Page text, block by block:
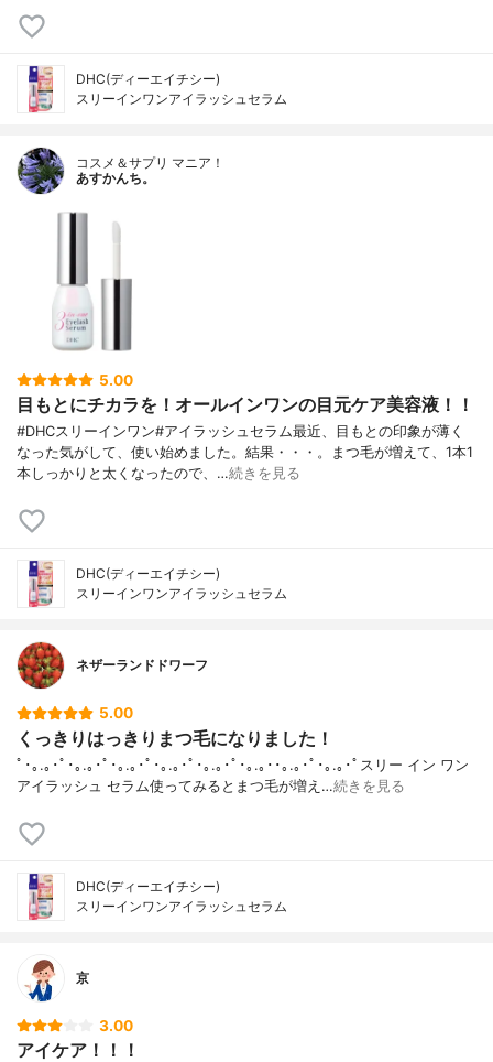
DHC(ディーエイチシー)
スリーインワンアイラッシュセラム
コスメ＆サプリ マニア！
あすかんち。
5.00
目もとにチカラを！オールインワンの目元ケア美容液！！
#DHCスリーインワン#アイラッシュセラム最近、目もとの印象が薄く
なった気がして、使い始めました。結果・・・。まつ毛が増えて、1本1
本しっかりと太くなったので、…続きを見る
DHC(ディーエイチシー)
スリーインワンアイラッシュセラム
ネザーランドドワーフ
5.00
くっきりはっきりまつ毛になりました！
ﾟ･｡.｡･ﾟ･｡.｡･ﾟ･｡.｡･ﾟ･｡.｡･ﾟ･｡.｡･ﾟ･｡.｡･･｡.｡･ﾟ･｡.｡･ﾟスリー イン ワン
アイラッシュ セラム使ってみるとまつ毛が増え…続きを見る
DHC(ディーエイチシー)
スリーインワンアイラッシュセラム
京
3.00
アイケア！！！